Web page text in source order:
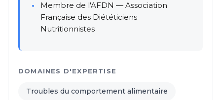
Membre de l'AFDN — Association
Française des Diététiciens
Nutritionnistes
DOMAINES D'EXPERTISE
Troubles du comportement alimentaire